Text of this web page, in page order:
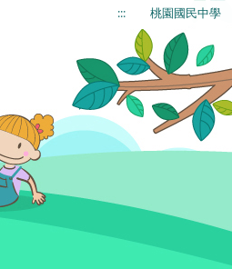
::: 桃園國民中學